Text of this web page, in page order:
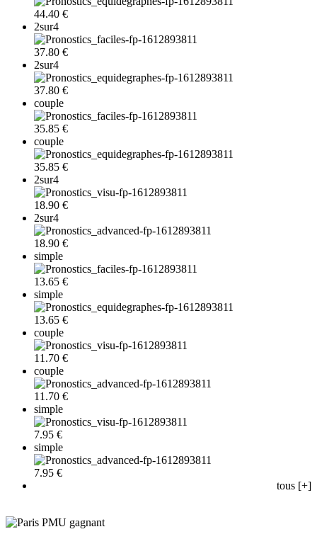
44.40 €
2sur4
37.80 €
2sur4
37.80 €
couple
35.85 €
couple
35.85 €
2sur4
18.90 €
2sur4
18.90 €
simple
13.65 €
simple
13.65 €
couple
11.70 €
couple
11.70 €
simple
7.95 €
simple
7.95 €
tous [+]